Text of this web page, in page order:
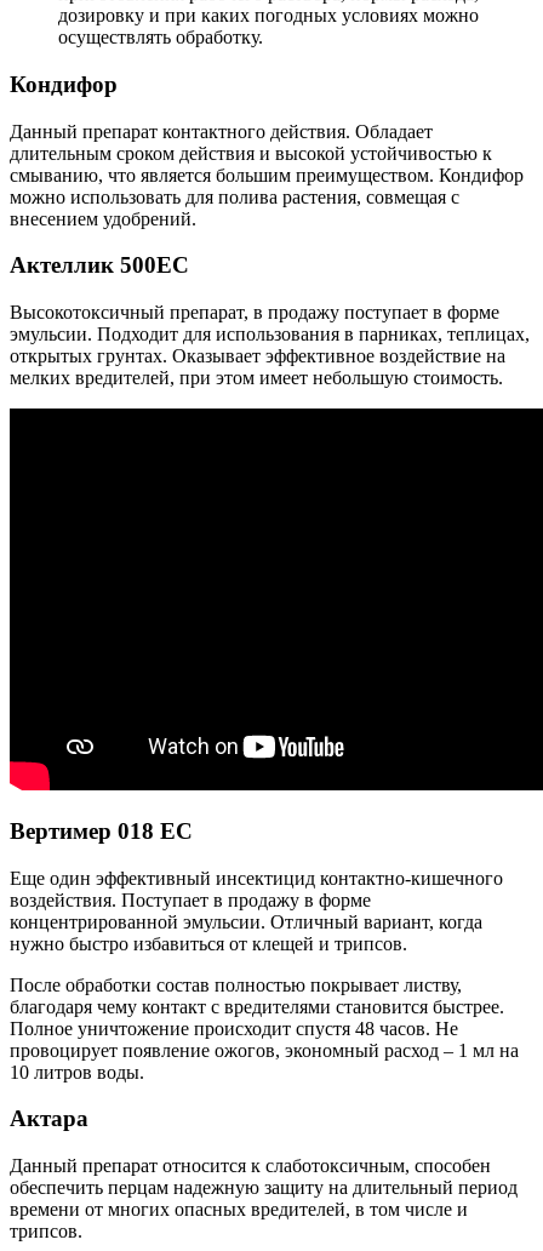
дозировку и при каких погодных условиях можно
осуществлять обработку.
Кондифор
Данный препарат контактного действия. Обладает
длительным сроком действия и высокой устойчивостью к
смыванию, что является большим преимуществом. Кондифор
можно использовать для полива растения, совмещая с
внесением удобрений.
Актеллик 500ЕС
Высокотоксичный препарат, в продажу поступает в форме
эмульсии. Подходит для использования в парниках, теплицах,
открытых грунтах. Оказывает эффективное воздействие на
мелких вредителей, при этом имеет небольшую стоимость.
Вертимер 018 ЕС
Еще один эффективный инсектицид контактно-кишечного
воздействия. Поступает в продажу в форме
концентрированной эмульсии. Отличный вариант, когда
нужно быстро избавиться от клещей и трипсов.
После обработки состав полностью покрывает листву,
благодаря чему контакт с вредителями становится быстрее.
Полное уничтожение происходит спустя 48 часов. Не
провоцирует появление ожогов, экономный расход – 1 мл на
10 литров воды.
Актара
Данный препарат относится к слаботоксичным, способен
обеспечить перцам надежную защиту на длительный период
времени от многих опасных вредителей, в том числе и
трипсов.